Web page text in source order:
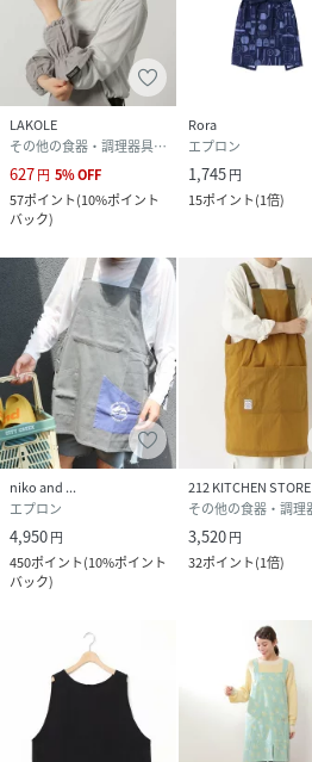
LAKOLE
その他の食器・調理器具・キッチン用品
627円 5%OFF
57ポイント(10%ポイント
バック)
Rora
エプロン
1,745円
15ポイント(1倍)
niko and ...
エプロン
4,950円
450ポイント(10%ポイント
バック)
212 KITCHEN STORE
3,520円
32ポイント(1倍)